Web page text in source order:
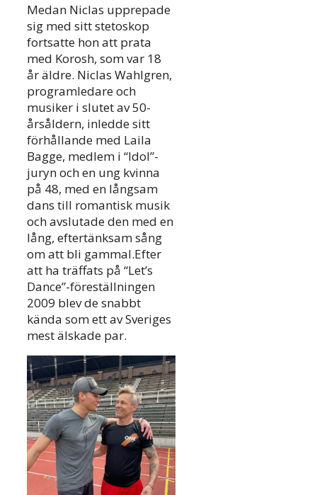
Medan Niclas upprepade
sig med sitt stetoskop
fortsatte hon att prata
med Korosh, som var 18
år äldre. Niclas Wahlgren,
programledare och
musiker i slutet av 50-
årsåldern, inledde sitt
förhållande med Laila
Bagge, medlem i “Idol”-
juryn och en ung kvinna
på 48, med en långsam
dans till romantisk musik
och avslutade den med en
lång, eftertänksam sång
om att bli gammal.Efter
att ha träffats på “Let’s
Dance”-föreställningen
2009 blev de snabbt
kända som ett av Sveriges
mest älskade par.